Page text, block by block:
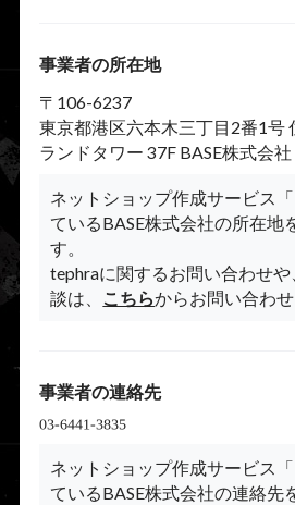
事業者の所在地
〒106-6237
東京都港区六本木三丁目2番1号
ランドタワー 37F BASE株式会社
ネットショップ作成サービス「
ているBASE株式会社の所在地
す。
tephraに関するお問い合わせ
談は、 こちらからお問い合わせ
事業者の連絡先
ネットショップ作成サービス
ているBASE株式会社の連絡先